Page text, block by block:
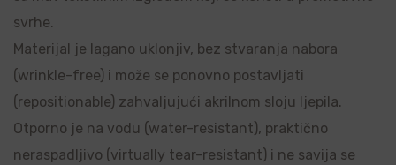
svrhe.
Materijal je lagano uklonjiv, bez stvaranja nabora
(wrinkle-free) i može se ponovno postavljati
(repositionable) zahvaljujući akrilnom sloju ljepila.
Otporno je na vodu (water-resistant), praktično
neraspadljivo (virtually tear-resistant) i ne savija se